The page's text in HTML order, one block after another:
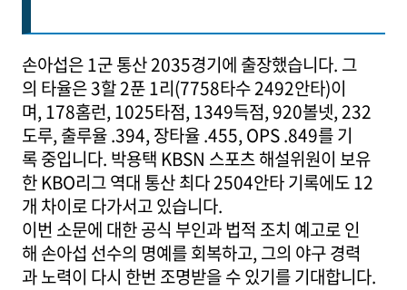
손아섭은 1군 통산 2035경기에 출장했습니다. 그
의 타율은 3할 2푼 1리(7758타수 2492안타)이
며, 178홈런, 1025타점, 1349득점, 920볼넷, 232
도루, 출루율 .394, 장타율 .455, OPS .849를 기
록 중입니다. 박용택 KBSN 스포츠 해설위원이 보유
한 KBO리그 역대 통산 최다 2504안타 기록에도 12
개 차이로 다가서고 있습니다.
이번 소문에 대한 공식 부인과 법적 조치 예고로 인
해 손아섭 선수의 명예를 회복하고, 그의 야구 경력
과 노력이 다시 한번 조명받을 수 있기를 기대합니다.